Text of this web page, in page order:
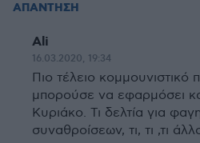
ΑΠΑΝΤΗΣΗ
Ali
16.03.2020, 19:34
Πιο τέλειο
μπορούσε να εφαρμόσει
Κυριάκο. Τι δελτία για
συναθροίσεων, τι, τι ,τι